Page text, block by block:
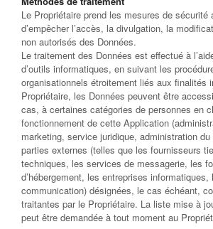
Le Propriétaire prend les mesures de sécurité
d’empêcher l’accès, la divulgation, la
non autorisés des Données.
Le traitement des Données est effectué à
d’outils informatiques, en suivant les
organisationnels étroitement liés aux finalités
Propriétaire, les Données peuvent être
cas, à certaines catégories de personnes en
fonctionnement de cette Application
marketing, service juridique, administration
parties externes (telles que les fournisseurs
techniques, les services de messagerie, les
d’hébergement, les entreprises
communication) désignées, le cas échéant,
traitantes par le Propriétaire. La liste mise à
peut être demandée à tout moment au